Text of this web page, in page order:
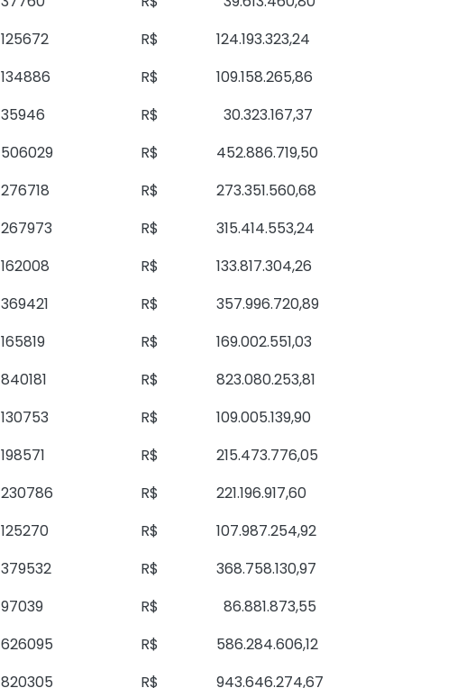
125672
R$ 124.193.323,24
134886
R$ 109.158.265,86
35946
R$ 30.323.167,37
506029
R$ 452.886.719,50
276718
R$ 273.351.560,68
267973
R$ 315.414.553,24
162008
R$ 133.817.304,26
369421
R$ 357.996.720,89
165819
R$ 169.002.551,03
840181
R$ 823.080.253,81
130753
R$ 109.005.139,90
198571
R$ 215.473.776,05
230786
R$ 221.196.917,60
125270
R$ 107.987.254,92
379532
R$ 368.758.130,97
97039
R$ 86.881.873,55
626095
R$ 586.284.606,12
820305 R$ 943.646.274,67